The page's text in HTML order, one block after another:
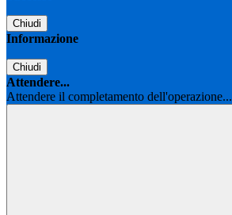
Chiudi
Informazione
Chiudi
Attendere...
Attendere il completamento dell'operazione...